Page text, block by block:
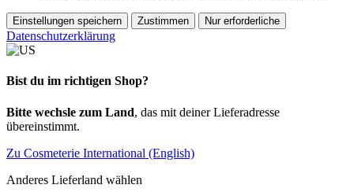
Einstellungen speichern Zustimmen Nur erforderliche
Datenschutzerklärung
Bist du im richtigen Shop?
Bitte wechsle zum Land, das mit deiner Lieferadresse
übereinstimmt.
Zu Cosmeterie International (English)
Anderes Lieferland wählen